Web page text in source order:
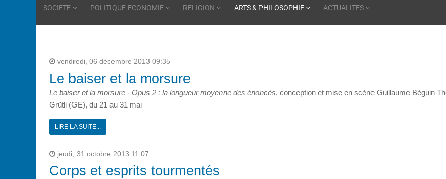
SOCIETE POLITIQUE-ECONOMIE RELIGION ARTS & PHILOSOPHIE ACTUALITES
vendredi, 06 décembre 2013 09:35
Le baiser et la morsure
Le baiser et la morsure - Opus 2 : la longueur moyenne des énoncés, conception et mise en scène Guillaume Béguin
Grütli (GE), du 21 au 31 mai
LIRE LA SUITE...
jeudi, 31 octobre 2013 11:07
Corps et esprits tourmentés